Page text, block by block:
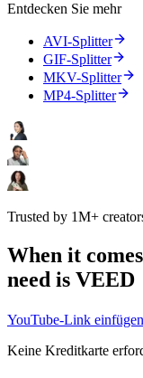
Entdecken Sie mehr
AVI-Splitter
GIF-Splitter
MKV-Splitter
MP4-Splitter
Trusted by 1M+
When it
need is VEED
YouTube-Link einfügen
Keine Kreditkarte